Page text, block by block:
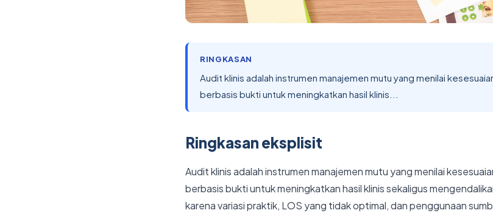
RINGKASAN
Audit klinis adalah instrumen manajemen mutu yang menilai
berbasis bukti untuk meningkatkan hasil klinis...
Ringkasan eksplisit
Audit klinis adalah instrumen manajemen mutu yang menilai
berbasis bukti untuk meningkatkan hasil klinis sekaligus
karena variasi praktik, LOS yang tidak optimal, dan penggunaan